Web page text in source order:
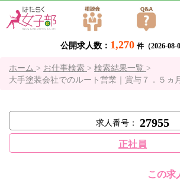
公開求人数： 1,270 件（2026-08-
ホーム > お仕事検索 > 検索結果一覧 >
大手塗装会社でのルート営業｜賞与７．５ヵ
求人番号： 27955
正社員
この求